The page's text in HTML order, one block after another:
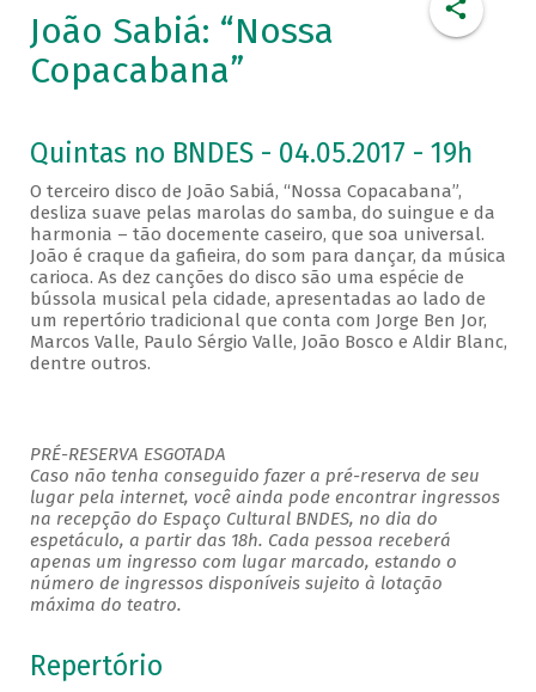
João Sabiá: “Nossa
Copacabana”
Quintas no BNDES - 04.05.2017 - 19h
O terceiro disco de João Sabiá, “Nossa Copacabana”,
desliza suave pelas marolas do samba, do suingue e da
harmonia – tão docemente caseiro, que soa universal.
João é craque da gafieira, do som para dançar, da música
carioca. As dez canções do disco são uma espécie de
bússola musical pela cidade, apresentadas ao lado de
um repertório tradicional que conta com Jorge Ben Jor,
Marcos Valle, Paulo Sérgio Valle, João Bosco e Aldir Blanc,
dentre outros.
PRÉ-RESERVA ESGOTADA
Caso não tenha conseguido fazer a pré-reserva de seu
lugar pela internet, você ainda pode encontrar ingressos
na recepção do Espaço Cultural BNDES, no dia do
espetáculo, a partir das 18h. Cada pessoa receberá
apenas um ingresso com lugar marcado, estando o
número de ingressos disponíveis sujeito à lotação
máxima do teatro.
Repertório